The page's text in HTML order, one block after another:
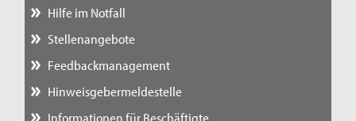
Hilfe im Notfall
Stellenangebote
Feedbackmanagement
Hinweisgebermeldestelle